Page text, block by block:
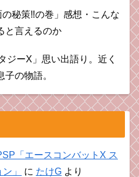
秘策‼︎の巻」感想・こんな
と言えるのか
ジーX」思い出語り。近く
の物語。
「エースコンバットX ス
」
に たけG より